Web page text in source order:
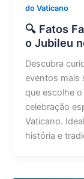
do Vaticano
🔍 Fatos
o Jubileu
Descubra
eventos mais
que escolhe
celebração
Vaticano.
história e